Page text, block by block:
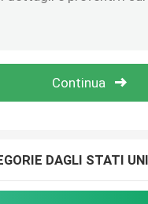
della regolazione di
della struttura dello
DAGLI STATI